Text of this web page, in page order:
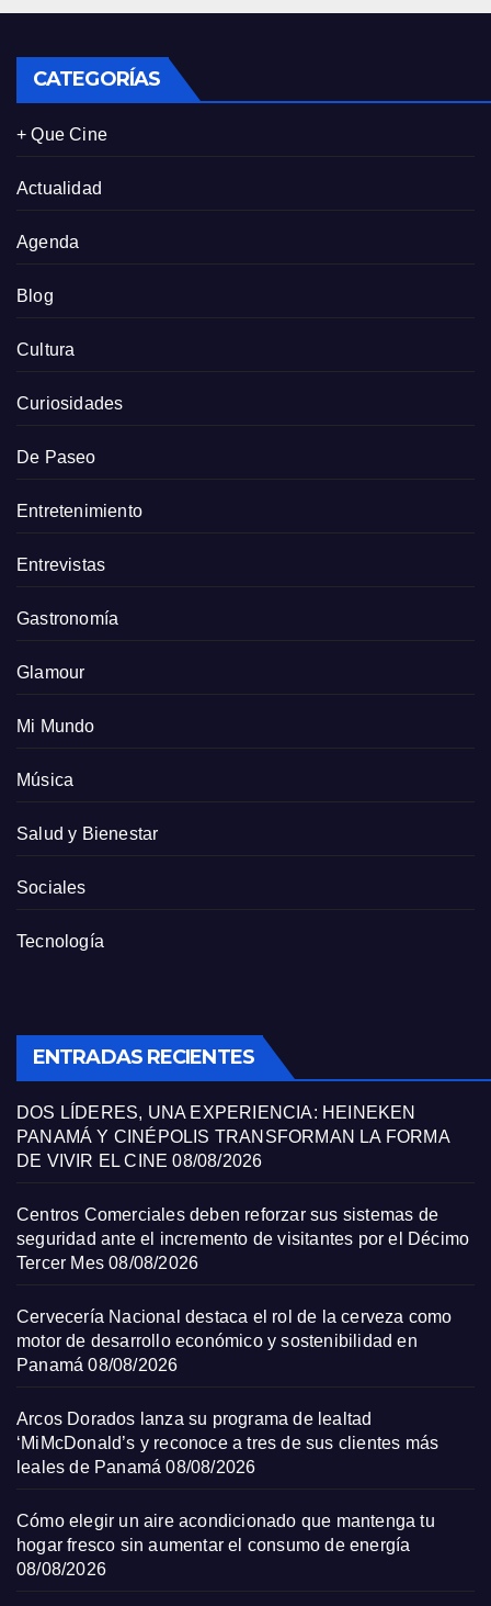
CATEGORÍAS
+ Que Cine
Actualidad
Agenda
Blog
Cultura
Curiosidades
De Paseo
Entretenimiento
Entrevistas
Gastronomía
Glamour
Mi Mundo
Música
Salud y Bienestar
Sociales
Tecnología
ENTRADAS RECIENTES
DOS LÍDERES, UNA EXPERIENCIA: HEINEKEN
PANAMÁ Y CINÉPOLIS TRANSFORMAN LA FORMA
DE VIVIR EL CINE 08/08/2026
Centros Comerciales deben reforzar sus sistemas de
seguridad ante el incremento de visitantes por el Décimo
Tercer Mes 08/08/2026
Cervecería Nacional destaca el rol de la cerveza como
motor de desarrollo económico y sostenibilidad en
Panamá 08/08/2026
Arcos Dorados lanza su programa de lealtad
‘MiMcDonald’s y reconoce a tres de sus clientes más
leales de Panamá 08/08/2026
Cómo elegir un aire acondicionado que mantenga tu
hogar fresco sin aumentar el consumo de energía
08/08/2026